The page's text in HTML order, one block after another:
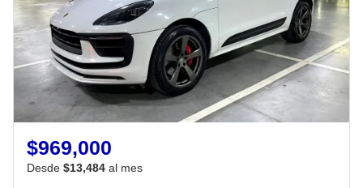
$969,000
Desde $13,484 al mes